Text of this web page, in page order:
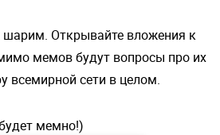
шарим. Открывайте вложения к
мемов будут вопросы про их
всемирной сети в целом.
мемно!)